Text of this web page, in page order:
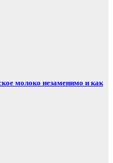
молоко незаменимо и как